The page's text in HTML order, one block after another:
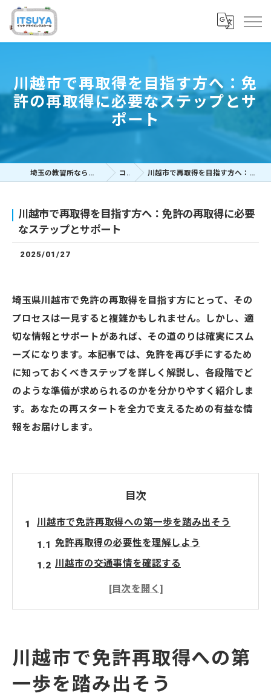
川越市で再取得を目指す方へ：免
許の再取得に必要なステップとサ
ポート
埼玉の教習所ならイツヤドライビングスクール コラム 川越市で再取得を目指す方へ：免許の再取得に必要なステップとサポート
川越市で再取得を目指す方へ：免許の再取得に必要
なステップとサポート
2025/01/27
埼玉県川越市で免許の再取得を目指す方にとって、その
プロセスは一見すると複雑かもしれません。しかし、適
切な情報とサポートがあれば、その道のりは確実にスム
ーズになります。本記事では、免許を再び手にするため
に知っておくべきステップを詳しく解説し、各段階でど
のような準備が求められるのかを分かりやすく紹介しま
す。あなたの再スタートを全力で支えるための有益な情
報をお届けします。
目次
川越市で免許再取得への第一歩を踏み出そう
免許再取得の必要性を理解しよう
川越市の交通事情を確認する
再取得に必要な書類の準備
初めてのステップとしての相談窓口の活用
適切な情報で免許再取得をスムーズに進める方
法
川越市で免許再取得への第
一歩を踏み出そう